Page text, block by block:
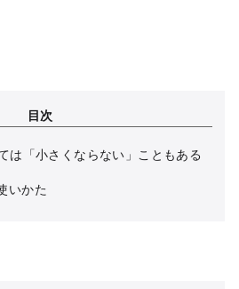
目次
は「小さくならない」こともある
いかた